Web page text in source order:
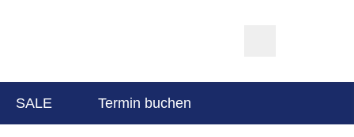
SALE Termin buchen